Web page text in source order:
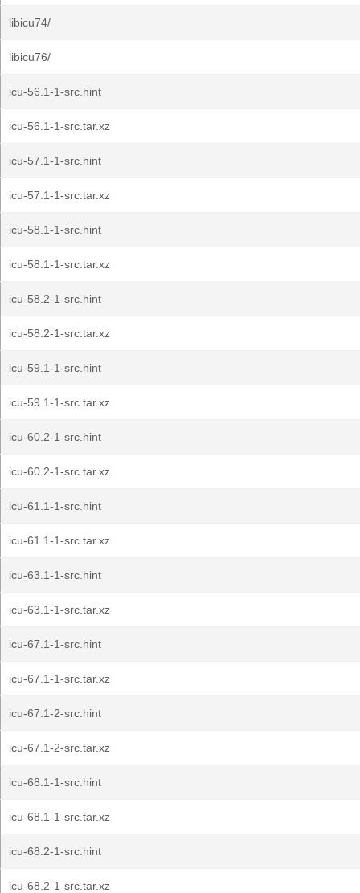
libicu74/
libicu76/
icu-56.1-1-src.hint
icu-56.1-1-src.tar.xz
icu-57.1-1-src.hint
icu-57.1-1-src.tar.xz
icu-58.1-1-src.hint
icu-58.1-1-src.tar.xz
icu-58.2-1-src.hint
icu-58.2-1-src.tar.xz
icu-59.1-1-src.hint
icu-59.1-1-src.tar.xz
icu-60.2-1-src.hint
icu-60.2-1-src.tar.xz
icu-61.1-1-src.hint
icu-61.1-1-src.tar.xz
icu-63.1-1-src.hint
icu-63.1-1-src.tar.xz
icu-67.1-1-src.hint
icu-67.1-1-src.tar.xz
icu-67.1-2-src.hint
icu-67.1-2-src.tar.xz
icu-68.1-1-src.hint
icu-68.1-1-src.tar.xz
icu-68.2-1-src.hint
icu-68.2-1-src.tar.xz